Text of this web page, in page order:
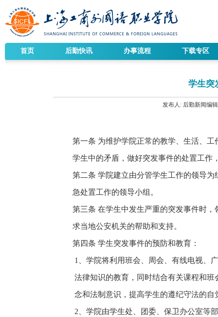
首页 后勤快讯 办事流程 下载专区
学生突
发布人: 后勤新闻编辑
第一条 为维护学院正常的教学、生活、
学生中的矛盾，做好突发事件的处置工作
第二条 学院建立由分管学生工作的领导
急处置工作的领导小组。
第三条 在学生中发生严重的突发事件时
求当地公安机关的帮助和支持。
第四条 学生突发事件的预防和教育：
1 、学院将利用班会、周会、有线电视、
法律知识的教育，同时结合有关课程和
念和法制意识，提高学生的遵纪守法的自
2 、学院由学生处、团委、保卫办公室等